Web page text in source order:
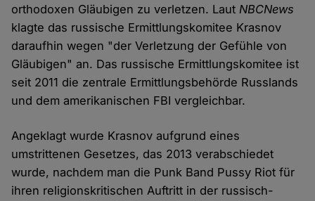
orthodoxen Gläubigen zu verletzen. LautNBCNews
klagte das russische Ermittlungskomitee Krasnov
daraufhin wegen "der Verletzung der Gefühle von
Gläubigen" an. Das russische Ermittlungskomitee ist
seit 2011 die zentrale Ermittlungsbehörde Russlands
und dem amerikanischen FBI vergleichbar.
Angeklagt wurde Krasnov aufgrund eines
umstrittenen Gesetzes, das 2013 verabschiedet
wurde, nachdem man die Punk Band Pussy Riot für
ihren religionskritischen Auftritt in der russisch-